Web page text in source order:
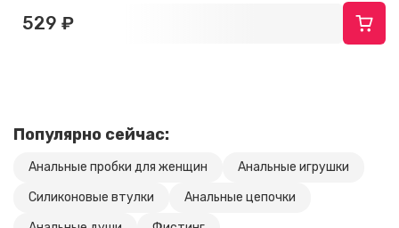
529 ₽
Популярно сейчас:
Анальные пробки для женщин
Анальные игрушки
Силиконовые втулки
Анальные цепочки